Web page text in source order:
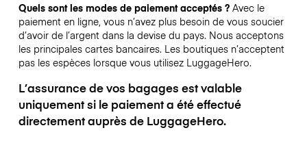
Quels sont les modes de paiement acceptés ? Avec le
paiement en ligne, vous n’avez plus besoin de vous soucier
d’avoir de l’argent dans la devise du pays. Nous acceptons
les principales cartes bancaires. Les boutiques n’acceptent
pas les espèces lorsque vous utilisez LuggageHero.
L’assurance de vos bagages est valable
uniquement si le paiement a été effectué
directement auprès de LuggageHero.